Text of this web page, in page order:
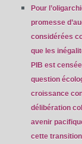
Pour
promesse
considérées
que les
PIB est
question
croissance
délibération
avenir
cette